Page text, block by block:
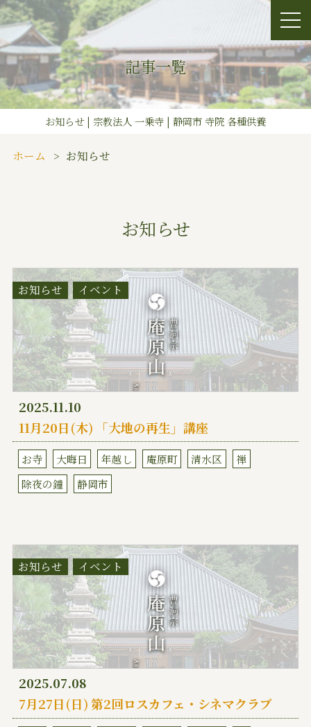
記事一覧
お知らせ | 宗教法人 一乗寺 | 静岡市 寺院 各種供養
ホーム お知らせ
お知らせ
お知らせ イベント
2025.11.10
11月20日(木) 「大地の再生」講座
お寺 大晦日 年越し 庵原町 清水区
禅
除夜の鐘
静岡市
お知らせ イベント
2025.07.08
7月27日(日) 第2回ロスカフェ・シネマクラブ